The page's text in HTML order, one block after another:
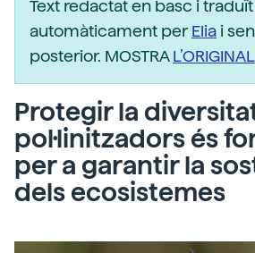
Text redactat en basc i traduït
automàticament perElia i
posterior. MOSTRAL’ORIGINAL
Protegir la
pol·linitzadors és
per a garantir la
dels ecosistemes